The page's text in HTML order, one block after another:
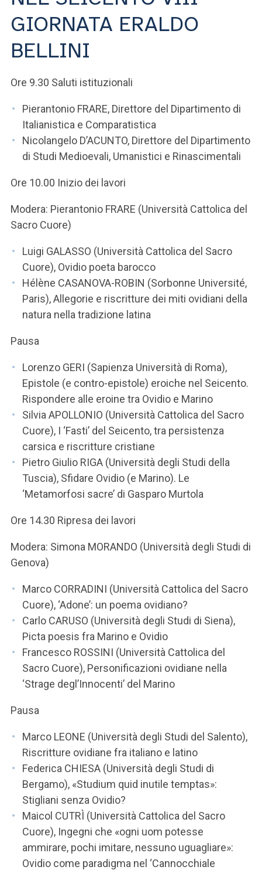
SEI UN DOCENTE O UN MEMBRO DELLO STAFF
ACCEDI A CLOUDMAIL
GIORNATA ERALDO
BELLINI
Ore 9.30 Saluti istituzionali
Pierantonio FRARE, Direttore del Dipartimento di
Italianistica e Comparatistica
Nicolangelo D’ACUNTO, Direttore del Dipartimento
di Studi Medioevali, Umanistici e Rinascimentali
Ore 10.00 Inizio dei lavori
Modera: Pierantonio FRARE (Università Cattolica del
Sacro Cuore)
Luigi GALASSO (Università Cattolica del Sacro
Cuore), Ovidio poeta barocco
Hélène CASANOVA-ROBIN (Sorbonne Université,
Paris), Allegorie e riscritture dei miti ovidiani della
natura nella tradizione latina
Pausa
Lorenzo GERI (Sapienza Università di Roma),
Epistole (e contro-epistole) eroiche nel Seicento.
Rispondere alle eroine tra Ovidio e Marino
Silvia APOLLONIO (Università Cattolica del Sacro
Cuore), I ‘Fasti’ del Seicento, tra persistenza
carsica e riscritture cristiane
Pietro Giulio RIGA (Università degli Studi della
Tuscia), Sfidare Ovidio (e Marino). Le
‘Metamorfosi sacre’ di Gasparo Murtola
Ore 14.30 Ripresa dei lavori
Modera: Simona MORANDO (Università degli Studi di
Genova)
Marco CORRADINI (Università Cattolica del Sacro
Cuore), ‘Adone’: un poema ovidiano?
Carlo CARUSO (Università degli Studi di Siena),
Picta poesis fra Marino e Ovidio
Francesco ROSSINI (Università Cattolica del
Sacro Cuore), Personificazioni ovidiane nella
‘Strage degl’Innocenti’ del Marino
Pausa
Marco LEONE (Università degli Studi del Salento),
Riscritture ovidiane fra italiano e latino
Federica CHIESA (Università degli Studi di
Bergamo), «Studium quid inutile temptas»:
Stigliani senza Ovidio?
Maicol CUTRÌ (Università Cattolica del Sacro
Cuore), Ingegni che «ogni uom potesse
ammirare, pochi imitare, nessuno uguagliare»:
Ovidio come paradigma nel ‘Cannocchiale